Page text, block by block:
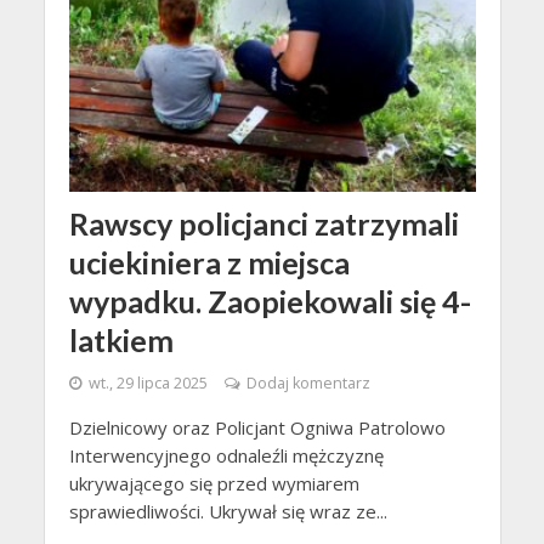
Rawscy policjanci zatrzymali
uciekiniera z miejsca
wypadku. Zaopiekowali się 4-
latkiem
wt., 29 lipca 2025 Dodaj komentarz
Dzielnicowy oraz Policjant Ogniwa Patrolowo
Interwencyjnego odnaleźli mężczyznę
ukrywającego się przed wymiarem
sprawiedliwości. Ukrywał się wraz ze...